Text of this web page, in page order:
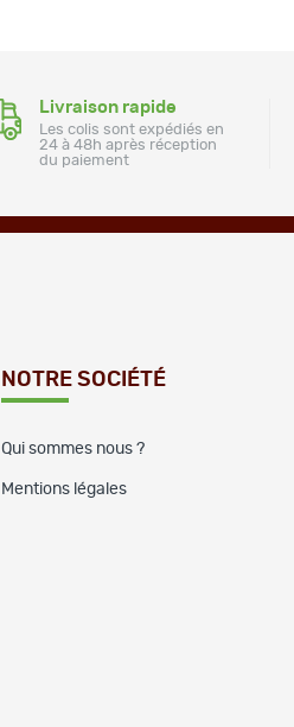
Livraison rapide
Les colis sont expédiés en
24 à 48h après réception
du paiement
NOTRE SOCIÉTÉ
Qui sommes nous ?
Mentions légales